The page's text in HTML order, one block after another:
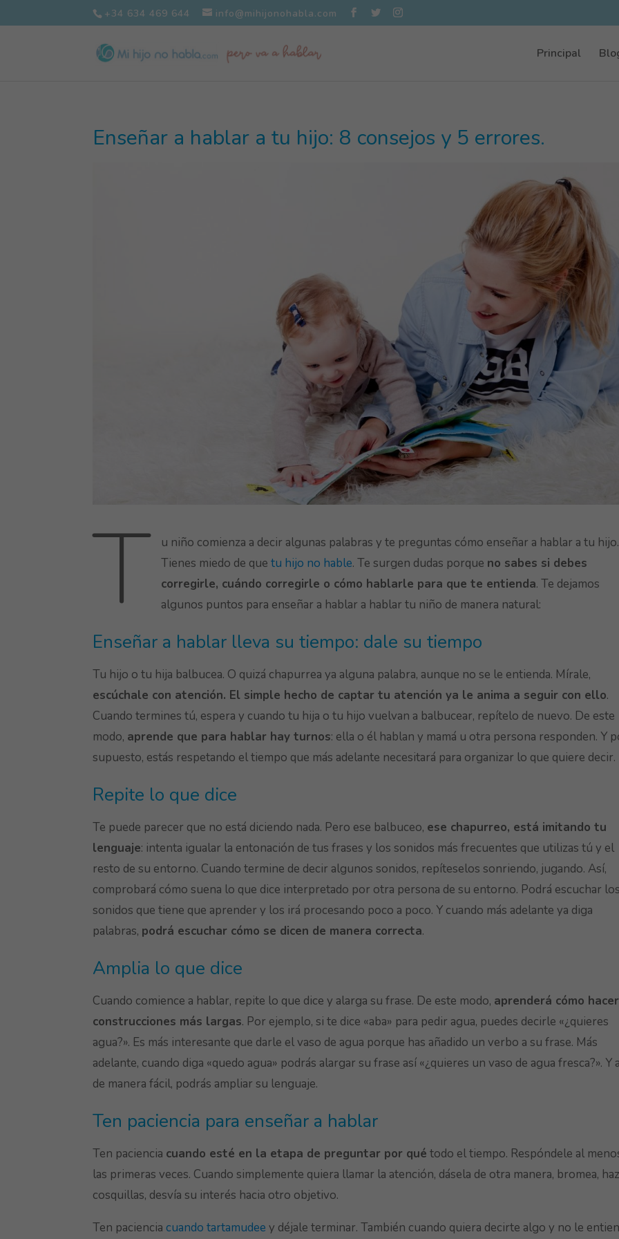
+34 634 469 644 info@mihijonohabla.com
Principal
Enseñar a hablar a tu hijo: 8 consejos y 5 errores.
T
u niño comienza a decir algunas palabras y te preguntas cómo enseñar a hablar a tu hijo.
Tienes miedo de que tu hijo no hable. Te surgen dudas porque no sabes si debes
corregirle, cuándo corregirle o cómo hablarle para que te entienda. Te dejamos
algunos puntos para enseñar a hablar a hablar tu niño de manera natural:
Enseñar a hablar lleva su tiempo: dale su tiempo
Tu hijo o tu hija balbucea. O quizá chapurrea ya alguna palabra, aunque no se le entienda. Mírale,
escúchale con atención. El simple hecho de captar tu atención ya le anima a seguir con ello.
Cuando termines tú, espera y cuando tu hija o tu hijo vuelvan a balbucear, repítelo de nuevo. De este
modo, aprende que para hablar hay turnos: ella o él hablan y mamá u otra persona responden. Y
supuesto, estás respetando el tiempo que más adelante necesitará para organizar lo que quiere decir.
Repite lo que dice
Te puede parecer que no está diciendo nada. Pero ese balbuceo, ese chapurreo, está imitando tu
lenguaje: intenta igualar la entonación de tus frases y los sonidos más frecuentes que utilizas tú y el
resto de su entorno. Cuando termine de decir algunos sonidos, repíteselos sonriendo, jugando. Así,
comprobará cómo suena lo que dice interpretado por otra persona de su entorno. Podrá escuchar
sonidos que tiene que aprender y los irá procesando poco a poco. Y cuando más adelante ya diga
palabras, podrá escuchar cómo se dicen de manera correcta.
Amplia lo que dice
Cuando comience a hablar, repite lo que dice y alarga su frase. De este modo, aprenderá cómo hacer
construcciones más largas. Por ejemplo, si te dice «aba» para pedir agua, puedes decirle «¿quieres
agua?». Es más interesante que darle el vaso de agua porque has añadido un verbo a su frase. Más
adelante, cuando diga «quedo agua» podrás alargar su frase así «¿quieres un vaso de agua fresca?». Y
de manera fácil, podrás ampliar su lenguaje.
Ten paciencia para enseñar a hablar
Ten paciencia cuando esté en la etapa de preguntar por qué todo el tiempo. Respóndele al
las primeras veces. Cuando simplemente quiera llamar la atención, dásela de otra manera, bromea,
cosquillas, desvía su interés hacia otro objetivo.
Ten pacienciacuando tartamudee y déjale terminar. También cuando quiera decirte algo y no le